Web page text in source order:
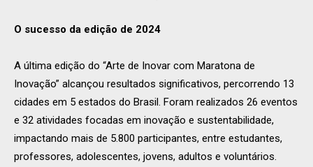
O sucesso da edição de 2024
A última edição do “Arte de Inovar com Maratona de
Inovação” alcançou resultados significativos, percorrendo 13
cidades em 5 estados do Brasil. Foram realizados 26 eventos
e 32 atividades focadas em inovação e sustentabilidade,
impactando mais de 5.800 participantes, entre estudantes,
professores, adolescentes, jovens, adultos e voluntários.